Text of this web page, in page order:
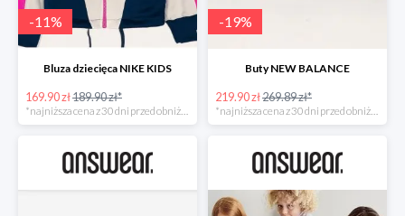
-11%
Bluza dziecięca NIKE KIDS
169.90 zł189.90 zł*
*najniższa cena z 30 dni przed obniżką
-19%
Buty NEW BALANCE
219.90 zł269.89 zł*
*najniższa cena z 30 dni przed obniżką